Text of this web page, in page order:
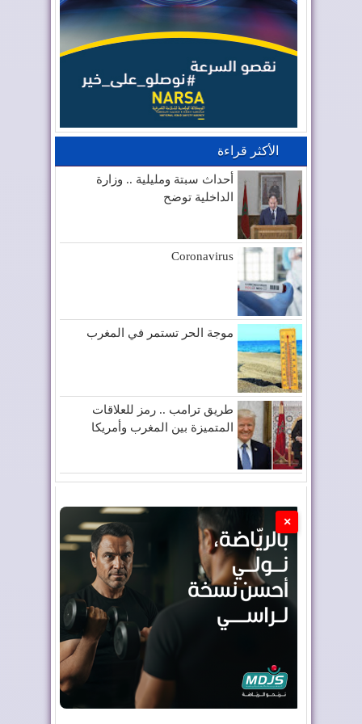
الأكثر قراءة
أحداث سبتة ومليلية .. وزارة
الداخلية توضح
Coronavirus
موجة الحر تستمر في المغرب
طريق ترامب .. رمز للعلاقات
المتميزة بين المغرب وأمريكا
×